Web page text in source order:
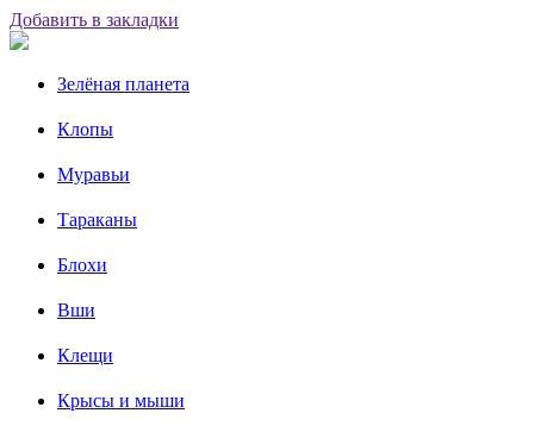
Добавить в закладки
Зелёная планета
Клопы
Муравьи
Тараканы
Блохи
Вши
Клещи
Крысы и мыши